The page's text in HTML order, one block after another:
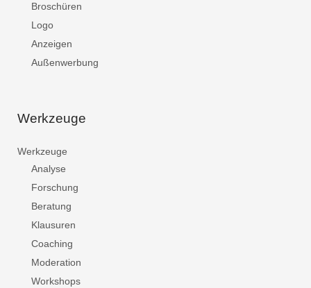
Broschüren
Logo
Anzeigen
Außenwerbung
Werkzeuge
Werkzeuge
Analyse
Forschung
Beratung
Klausuren
Coaching
Moderation
Workshops